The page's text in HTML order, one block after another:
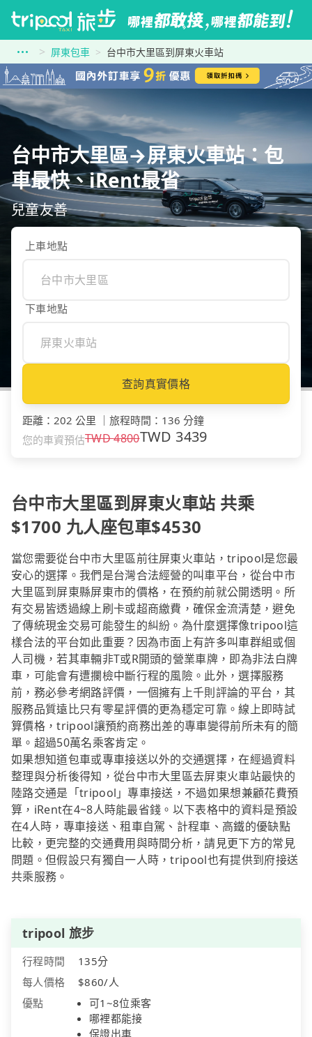
屏東包車 台中市大里區到屏東火車站
台中市大里區→屏東火車站：包
車最快、iRent最省
兒童友善
上車地點
下車地點
查詢真實價格
距離 ： 202 公里 旅程時間 ： 136 分鐘
您的車資預估TWD4800TWD 3439
台中市大里區到屏東火車站 共乘
$1700 九人座包車$4530
當您需要從台中市大里區前往屏東火車站，tripool是您最
安心的選擇。我們是台灣合法經營的叫車平台，從台中市
大里區到屏東縣屏東市的價格，在預約前就公開透明。所
有交易皆透過線上刷卡或超商繳費，確保金流清楚，避免
了傳統現金交易可能發生的糾紛。為什麼選擇像tripool這
樣合法的平台如此重要？因為市面上有許多叫車群組或個
人司機，若其車輛非T或R開頭的營業車牌，即為非法白牌
車，可能會有遭攔檢中斷行程的風險。此外，選擇服務
前，務必參考網路評價，一個擁有上千則評論的平台，其
服務品質遠比只有零星評價的更為穩定可靠。線上即時試
算價格，tripool讓預約商務出差的專車變得前所未有的簡
單。超過50萬名乘客肯定。
如果想知道包車或專車接送以外的交通選擇，在經過資料
整理與分析後得知，從台中市大里區去屏東火車站最快的
陸路交通是「tripool」專車接送，不過如果想兼顧花費預
算，iRent在4~8人時能最省錢。以下表格中的資料是預設
在4人時，專車接送、租車自駕、計程車、高鐵的優缺點
比較，更完整的交通費用與時間分析，請見更下方的常見
問題。但假設只有獨自一人時，tripool也有提供到府接送
共乘服務。
tripool 旅步
行程時間
135分
每人價格
$860/人
優點
可1~8位乘客
哪裡都能接
保證出車